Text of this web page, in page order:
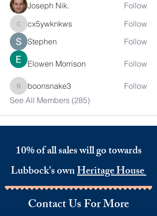
Joseph Nik. Follow
cx5ywknkws
cx5ywknkws
Follow
Stephen
Follow
Elowen Morrison Follow
boonsnake3
boonsnake3
Follow
See All Members (285)
10% of all sales will go towards
Lubbock's ownHeritage House
Contact Us For More